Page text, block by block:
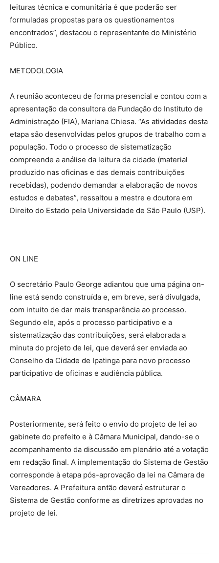
leituras técnica e comunitária é que poderão ser
formuladas propostas para os questionamentos
encontrados”, destacou o representante do Ministério
Público.
METODOLOGIA
A reunião aconteceu de forma presencial e contou com a
apresentação da consultora da Fundação do Instituto de
Administração (FIA), Mariana Chiesa. “As atividades desta
etapa são desenvolvidas pelos grupos de trabalho com a
população. Todo o processo de sistematização
compreende a análise da leitura da cidade (material
produzido nas oficinas e das demais contribuições
recebidas), podendo demandar a elaboração de novos
estudos e debates”, ressaltou a mestre e doutora em
Direito do Estado pela Universidade de São Paulo (USP).
ON LINE
O secretário Paulo George adiantou que uma página on-
line está sendo construída e, em breve, será divulgada,
com intuito de dar mais transparência ao processo.
Segundo ele, após o processo participativo e a
sistematização das contribuições, será elaborada a
minuta do projeto de lei, que deverá ser enviada ao
Conselho da Cidade de Ipatinga para novo processo
participativo de oficinas e audiência pública.
CÂMARA
Posteriormente, será feito o envio do projeto de lei ao
gabinete do prefeito e à Câmara Municipal, dando-se o
acompanhamento da discussão em plenário até a votação
em redação final. A implementação do Sistema de Gestão
corresponde à etapa pós-aprovação da lei na Câmara de
Vereadores. A Prefeitura então deverá estruturar o
Sistema de Gestão conforme as diretrizes aprovadas no
projeto de lei.